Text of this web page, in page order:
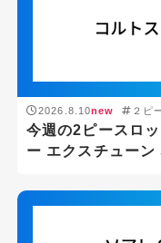
2026.8.10new ２ピ
今週の2ピースロ
ー エクスチュー